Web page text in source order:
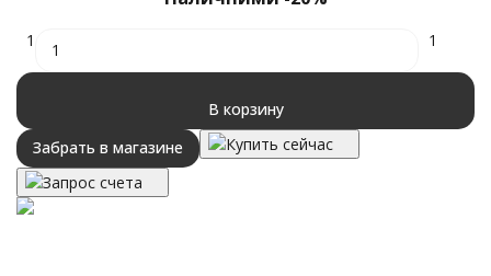
1 1
В корзину
Забрать в магазине
Купить сейчас
Запрос счета